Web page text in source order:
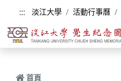
跳到主要內容
::: 淡江大學 活動行事曆
首頁